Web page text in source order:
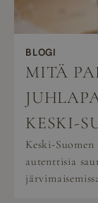
BLOGI
MITÄ
KESKI-
Keski-
autenttisia